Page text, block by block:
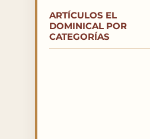
ARTÍCULOS EL
DOMINICAL POR
CATEGORÍAS